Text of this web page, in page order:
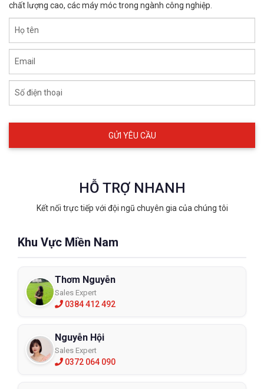
chất lượng cao, các máy móc trong ngành công nghiệp.
Họ tên
Email
Số điện thoại
HỖ TRỢ NHANH
Kết nối trực tiếp với đội ngũ chuyên gia của chúng tôi
Khu Vực Miền Nam
Thơm Nguyễn
Sales Expert
0384 412 492
Nguyễn Hội
Sales Expert
0372 064 090